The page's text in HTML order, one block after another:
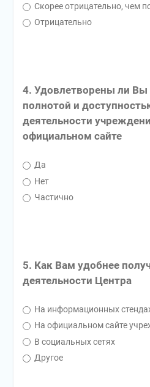
Скорее отрицательно, чем
Отрицательно
4. Удовлетворены ли
полнотой и
деятельности
официальном сайте
Да
Нет
Частично
5. Как Вам удобнее
деятельности Центра
На информационных
На официальном сайте
В социальных сетях
Другое